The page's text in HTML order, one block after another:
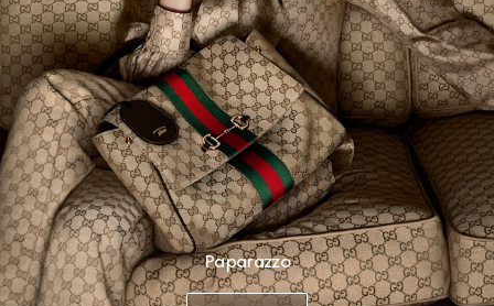
Paparazzo